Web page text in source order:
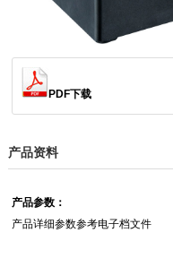
PDF下载
产品资料
产品参数：
产品详细参数参考电子档文件